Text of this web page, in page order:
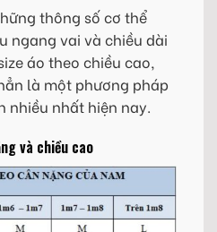
thông số cơ thể
ngang vai và chiều dài
áo theo chiều cao,
là một phương pháp
nhiều nhất hiện nay.
và chiều cao